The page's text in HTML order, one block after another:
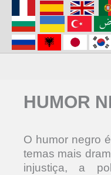
contenu
HUMOR
O humor negro
temas mais
injustiça, a